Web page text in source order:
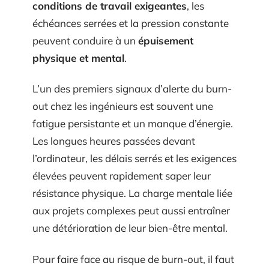
conditions de travail exigeantes, les
échéances serrées et la pression constante
peuvent conduire à un épuisement
physique et mental.
L’un des premiers signaux d’alerte du burn-
out chez les ingénieurs est souvent une
fatigue persistante et un manque d’énergie.
Les longues heures passées devant
l’ordinateur, les délais serrés et les exigences
élevées peuvent rapidement saper leur
résistance physique. La charge mentale liée
aux projets complexes peut aussi entraîner
une détérioration de leur bien-être mental.
Pour faire face au risque de burn-out, il faut